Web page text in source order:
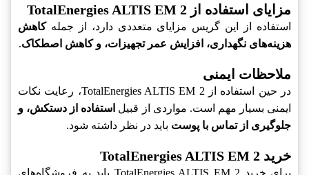
مزایای استفاده از TotalEnergies ALTIS EM 2‎
استفاده از این گریس مزایای متعددی دارد، از جملهکاهش
هزینه‌های نگهداری، افزایش عمر تجهیزات، و کاهش اصطکاک.
ملاحظات ایمنی
در حین استفاده از TotalEnergies ALTIS EM 2‎، رعایت نکات
ایمنی بسیار مهم است. مواردی از قبیل استفاده از دستکش، و
جلوگیری از تماس با پوست باید در نظر داشته شود.
خرید TotalEnergies ALTIS EM 2‎